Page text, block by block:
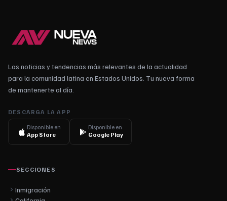
Las noticias y tendencias más relevantes de la actualidad
para la comunidad latina en Estados Unidos. Tu nueva forma
de mantenerte al día.
DESCARGA LA APP
Disponible en
App Store
Disponible en
Google Play
SECCIONES
Inmigración